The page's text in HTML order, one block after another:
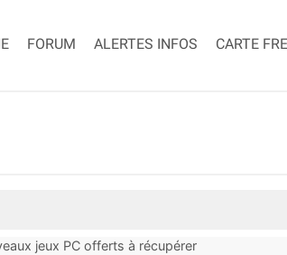
FORUM ALERTES INFOS CARTE
jeux PC offerts à récupérer